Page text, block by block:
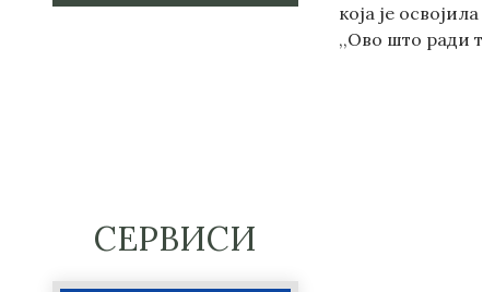
СЕРВИСИ
која је
,,Ово што ради